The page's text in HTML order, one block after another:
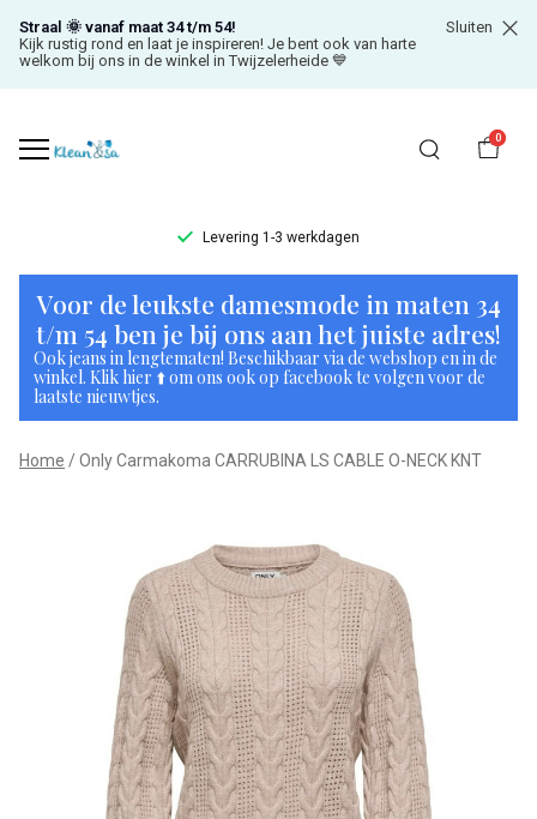
Straal 🌞 vanaf maat 34 t/m 54!
Kijk rustig rond en laat je inspireren! Je bent ook van harte
welkom bij ons in de winkel in Twijzelerheide 💙
Sluiten
0
Levering 1-3 werkdagen
Only
Carmakoma
CARRUBINA
LS
CABLE
NECK
Klean
Voor de leukste damesmode in maten 34
t/m 54 ben je bij ons aan het juiste adres!
Ook jeans in lengtematen! Beschikbaar via de webshop en in de
winkel. Klik hier ⬆️ om ons ook op facebook te volgen voor de
laatste nieuwtjes.
Home Only Carmakoma CARRUBINA LS CABLE O-NECK KNT